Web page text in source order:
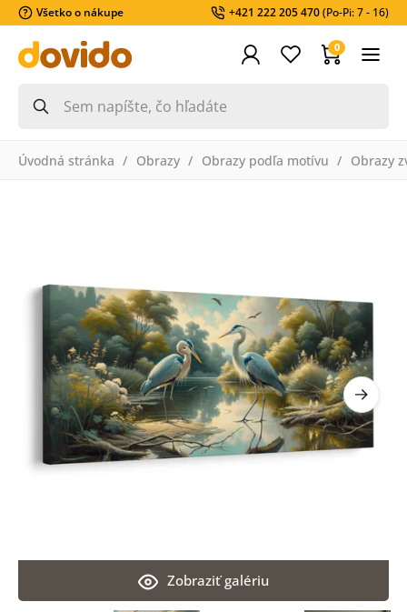
Všetko o nákupe +421 222 205 470(Po-Pi: 7 - 16)
0
Úvodná stránka Obrazy Obrazy podľa motívu Obrazy
Zobraziť galériu